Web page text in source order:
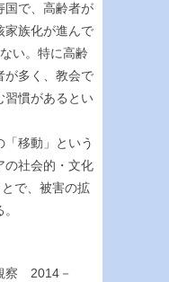
国で、高齢者が
家族化が進んで
い。特に高齢
が多く、教会で
習慣があるとい
移動」という
の社会的・文化
で、被害の拡
察 2014－